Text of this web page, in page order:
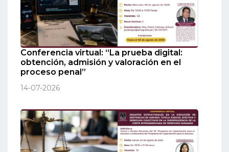
Conferencia virtual: “La prueba digital:
obtención, admisión y valoración en el
proceso penal”
14-07-2026